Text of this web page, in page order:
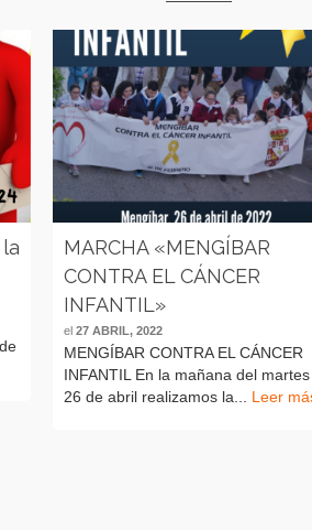
MARCHA «MENGÍBAR
CONTRA EL CÁNCER
INFANTIL»
el27 ABRIL, 2022
MENGÍBAR CONTRA EL CÁNCER
INFANTIL En la mañana del martes
26 de abril realizamos la... Leer